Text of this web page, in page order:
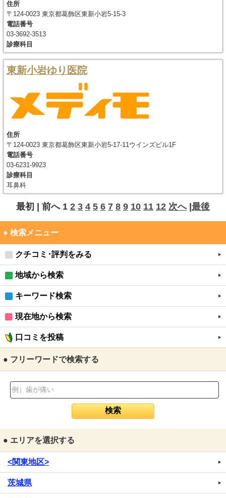
住所
〒124-0023 東京都葛飾区東新小岩5-15-3
電話番号
03-3692-3513
診療科目
東新小岩ゆり医院
住所
〒124-0023 東京都葛飾区東新小岩5-17-11ウインズビル1F
電話番号
03-6231-9923
診療科目
耳鼻科
最初 | 前へ 1 2 3 4 5 6 7 8 9 10 11 12 次へ|最後
● 検索メニュー
クチコミ･評判をみる
地域から検索
キーワード検索
現在地から検索
口コミを投稿
● フリーワードで検索する
● エリアを選択する
<関東地区>
茨城県